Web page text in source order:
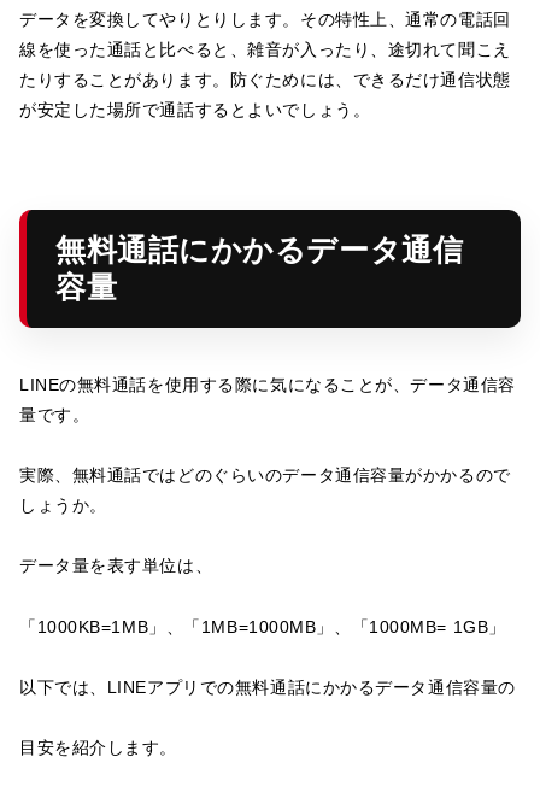
データを変換してやりとりします。その特性上、通常の電話回
線を使った通話と比べると、雑音が入ったり、途切れて聞こえ
たりすることがあります。防ぐためには、できるだけ通信状態
が安定した場所で通話するとよいでしょう。
無料通話にかかるデータ通信
容量
LINEの無料通話を使用する際に気になることが、データ通信容
量です。
実際、無料通話ではどのぐらいのデータ通信容量がかかるので
しょうか。
データ量を表す単位は、
「1000KB=1MB」、「1MB=1000MB」、「1000MB= 1GB」
以下では、LINEアプリでの無料通話にかかるデータ通信容量の
目安を紹介します。